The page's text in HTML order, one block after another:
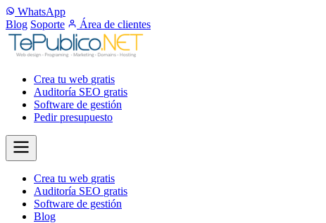
WhatsApp
Blog Soporte Área de clientes
Crea tu web gratis
Auditoría SEO gratis
Software de gestión
Pedir presupuesto
Crea tu web gratis
Auditoría SEO gratis
Software de gestión
Blog